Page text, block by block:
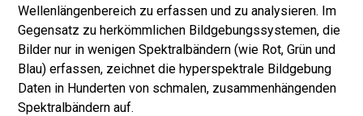
Wellenlängenbereich zu erfassen und zu analysieren. Im
Gegensatz zu herkömmlichen Bildgebungssystemen, die
Bilder nur in wenigen Spektralbändern (wie Rot, Grün und
Blau) erfassen, zeichnet die hyperspektrale Bildgebung
Daten in Hunderten von schmalen, zusammenhängenden
Spektralbändern auf.